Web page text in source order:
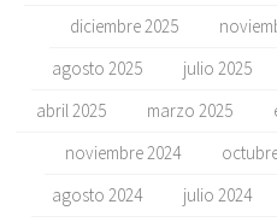
diciembre 2025
agosto 2025
julio 2025
abril 2025
marzo 2025
noviembre 2024
agosto 2024
julio 2024